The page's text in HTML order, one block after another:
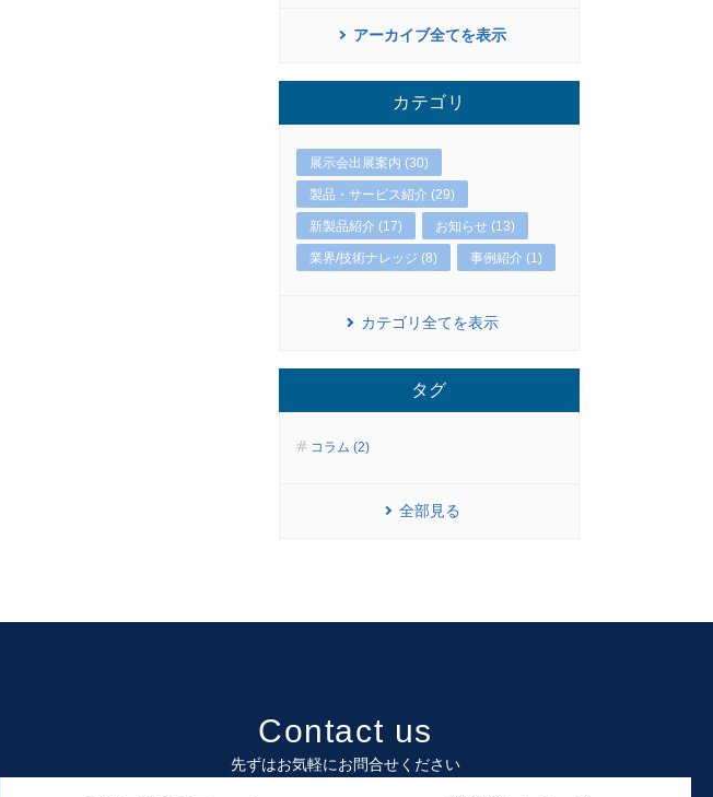
アーカイブ全てを表示
カテゴリ
展示会出展案内 (30)
製品・サービス紹介 (29)
新製品紹介 (17) お知らせ (13)
業界/技術ナレッジ (8) 事例紹介 (1)
カテゴリ全てを表示
タグ
コラム (2)
全部見る
Contact us
先ずはお気軽にお問合せください